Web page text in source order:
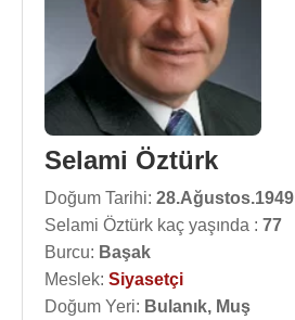
Selami Öztürk
Doğum Tarihi: 28.Ağustos.1949
Selami Öztürk kaç yaşında : 77
Burcu: Başak
Meslek: Siyasetçi
Doğum Yeri: Bulanık, Muş